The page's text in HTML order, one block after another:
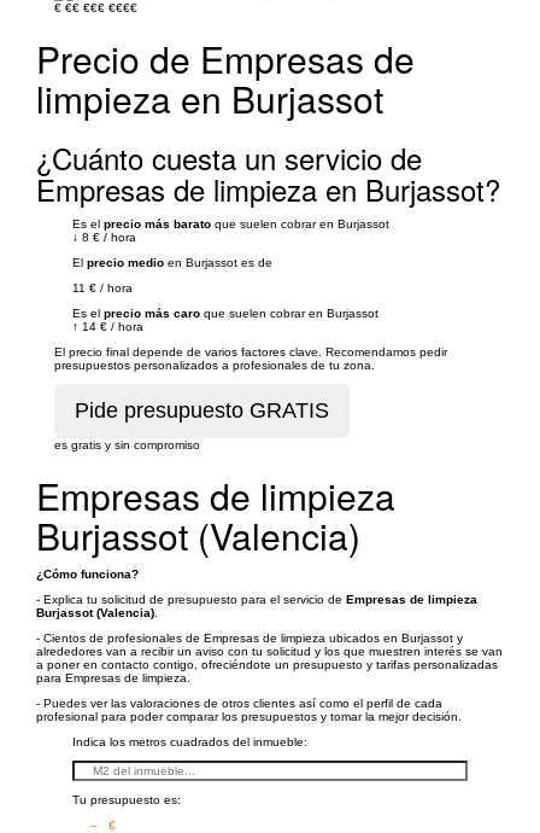
€ €€ €€€ €€€€
Precio de Empresas de
limpieza en Burjassot
¿Cuánto cuesta un servicio de
Empresas de limpieza en Burjassot?
Es el precio más barato que suelen cobrar en Burjassot
↓ 8 € / hora
El precio medio en Burjassot es de
11 € / hora
Es el precio más caro que suelen cobrar en Burjassot
↑ 14 € / hora
El precio final depende de varios factores clave. Recomendamos pedir
presupuestos personalizados a profesionales de tu zona.
es gratis y sin compromiso
Empresas de limpieza
Burjassot (Valencia)
¿Cómo funciona?
- Explica tu solicitud de presupuesto para el servicio de Empresas de limpieza
Burjassot (Valencia)
- Cientos de profesionales de Empresas de limpieza ubicados en Burjassot y
alrededores van a recibir un aviso con tu solicitud y los que muestren interés se van
a poner en contacto contigo, ofreciéndote un presupuesto y tarifas personalizadas
para Empresas de limpieza.
- Puedes ver las valoraciones de otros clientes así como el perfil de cada
profesional para poder comparar los presupuestos y tomar la mejor decisión.
Indica los metros cuadrados del inmueble:
Tu presupuesto es:
– €